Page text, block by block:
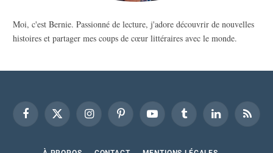
Moi, c'est Bernie. Passionné de lecture, j'adore découvrir de nouvelles
histoires et partager mes coups de cœur littéraires avec le monde.
FacebookX
(Twitter)
InstagramPinterest YouTube Tumblr LinkedInRSS